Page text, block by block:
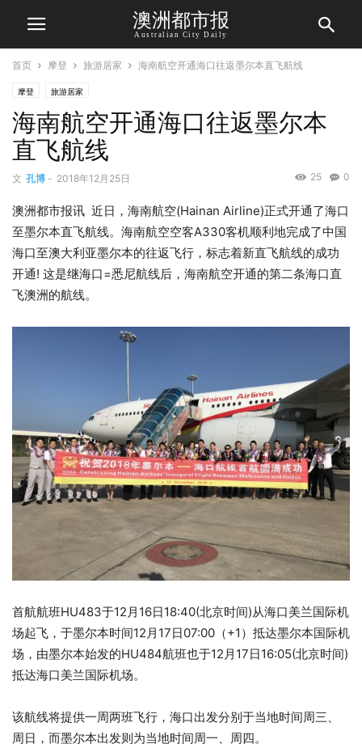
澳洲都市报
Australian City Daily
首页 摩登 旅游居家 海南航空开通海口往返墨尔本直飞航线
摩登 旅游居家
海南航空开通海口往返墨尔本
直飞航线
文 孔博 - 2018年12月25日 0
25
澳洲都市报讯 近日，海南航空(Hainan Airline)正式开通了海口
至墨尔本直飞航线。海南航空空客A330客机顺利地完成了中国
海口至澳大利亚墨尔本的往返飞行，标志着新直飞航线的成功
开通! 这是继海口=悉尼航线后，海南航空开通的第二条海口直
飞澳洲的航线。
首航航班HU483于12月16日18:40(北京时间)从海口美兰国际机
场起飞，于墨尔本时间12月17日07:00（+1）抵达墨尔本国际机
场，由墨尔本始发的HU484航班也于12月17日16:05(北京时间)
抵达海口美兰国际机场。
该航线将提供一周两班飞行，海口出发分别于当地时间周三、
周日，而墨尔本出发则为当地时间周一、周四。